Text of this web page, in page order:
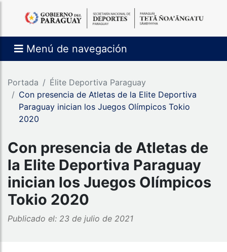
Menú de navegación
Portada
Élite Deportiva Paraguay
​Con presencia de Atletas de la Elite Deportiva
Paraguay inician los Juegos Olímpicos Tokio
2020
​Con presencia de Atletas de
la Elite Deportiva Paraguay
inician los Juegos Olímpicos
Tokio 2020
Publicado el: 23 de julio de 2021